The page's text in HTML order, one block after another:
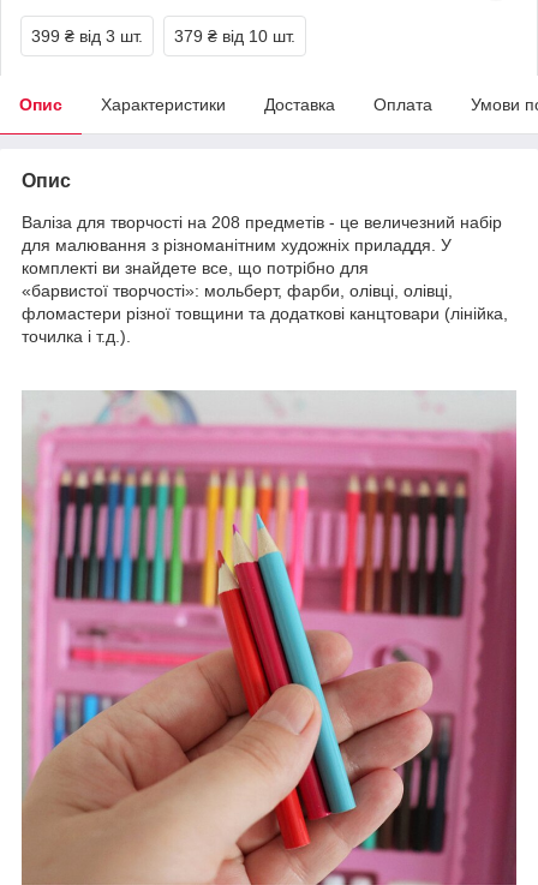
399 ₴ від 3 шт. 379 ₴ від 10 шт.
Опис Характеристики Доставка Оплата Умови
Опис
Валіза для творчості на 208 предметів - це величезний набір
для малювання з різноманітним художніх приладдя. У
комплекті ви знайдете все, що потрібно для
«барвистої творчості»: мольберт, фарби, олівці, олівці,
фломастери різної товщини та додаткові канцтовари (лінійка,
точилка і т.д.).